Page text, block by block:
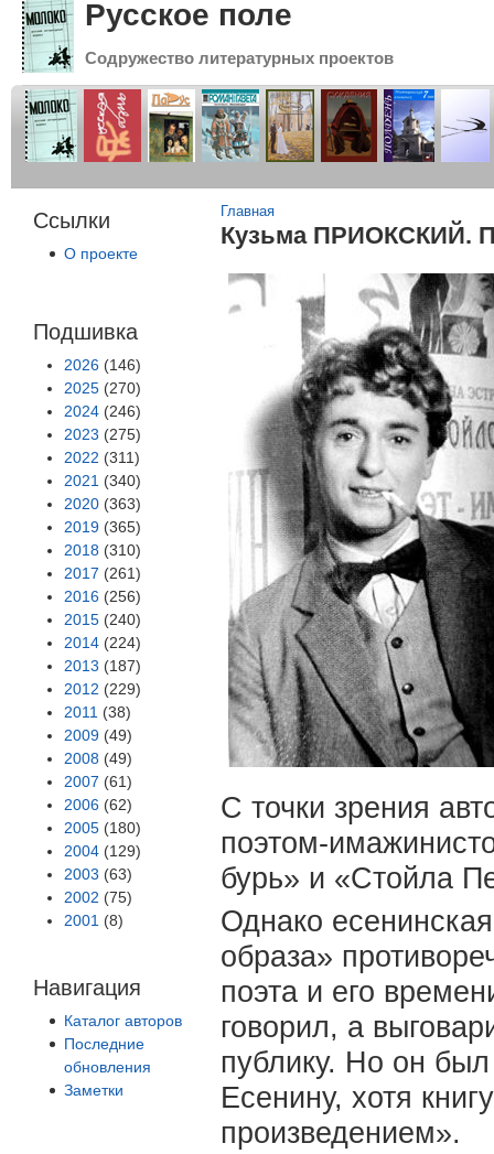
Русское поле
Содружество литературных проектов
Ссылки
О проекте
Подшивка
2026 (146)
2025 (270)
2024 (246)
2023 (275)
2022 (311)
2021 (340)
2020 (363)
2019 (365)
2018 (310)
2017 (261)
2016 (256)
2015 (240)
2014 (224)
2013 (187)
2012 (229)
2011 (38)
2009 (49)
2008 (49)
2007 (61)
2006 (62)
2005 (180)
2004 (129)
2003 (63)
2002 (75)
2001 (8)
Навигация
Каталог авторов
Последние
обновления
Заметки
Вы здесь
Главная
Кузьма ПРИОКСКИЙ.
С точки зрения
поэтом-
бурь» и «Стойла
Однако
образа»
поэта и его
говорил, а
публику. Но он
Есенину, хотя
произведением».